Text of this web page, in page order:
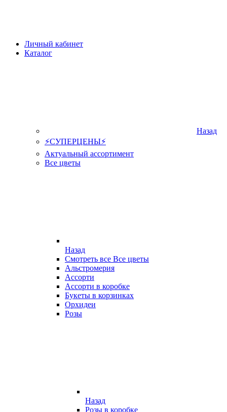
Личный кабинет
Каталог
Назад
⚡СУПЕРЦЕНЫ⚡
Актуальный ассортимент
Все цветы
Назад
Смотреть все Все цветы
Альстромерия
Ассорти
Ассорти в коробке
Букеты в корзинках
Орхидеи
Розы
Назад
Розы в коробке